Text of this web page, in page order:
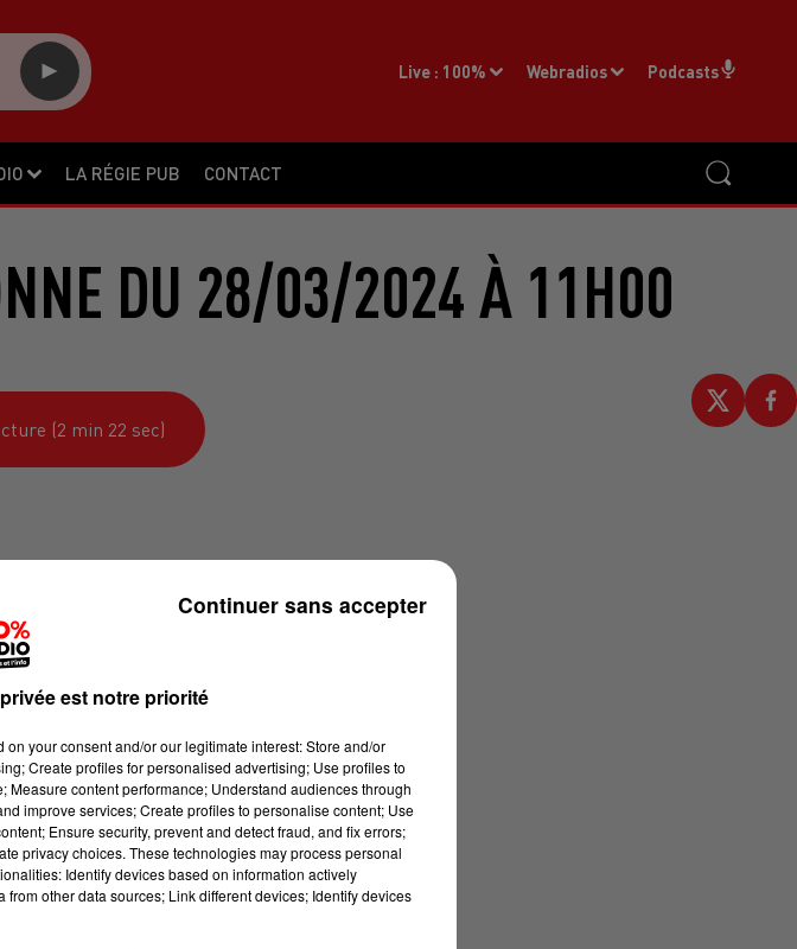
LA RÉGIE PUB CONTACT
Live : 100% Webradios Podcasts
DU 28/03/2024 À 11H00
(2 min 22 sec)
est notre priorité
your consent and/or our legitimate interest: Store and/or
Create profiles for personalised advertising; Use profiles to
content performance; Understand audiences through
improve services; Create profiles to personalise content; Use
Ensure security, prevent and detect fraud, and fix errors;
privacy choices. These technologies may process personal
Identify devices based on information actively
other data sources; Link different devices; Identify devices
Continuer sans accepter